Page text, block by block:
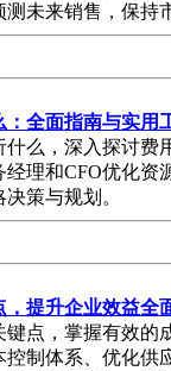
未来销售，保持
全面指南与实用
么，深入探讨费
理和CFO优化资
策与规划。
，提升企业效益全
点，掌握有效的
制体系、优化供